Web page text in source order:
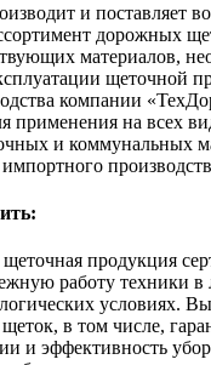
и поставляет
дорожных
материалов,
щеточной
компании
применения на всех
и коммунальных
щеточная продукция
работу техники
условиях.
в том числе,
и эффективность